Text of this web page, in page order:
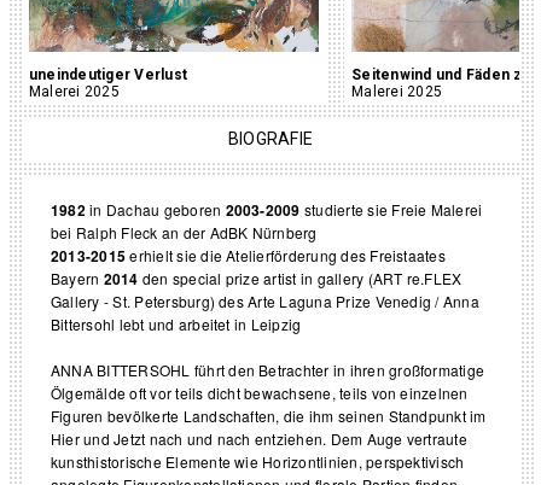
uneindeutiger Verlust
Malerei 2025
Seitenwind und Fäden
Malerei 2025
BIOGRAFIE
1982in Dachau geboren 2003-2009 studierte sie Freie Malerei
bei Ralph Fleck an der AdBK Nürnberg
2013-2015erhielt sie die Atelierförderung des Freistaates
Bayern 2014 den special prize artist in gallery (ART re.FLEX
Gallery - St. Petersburg) des Arte Laguna Prize Venedig /Anna
Bittersohl lebt und arbeitet in Leipzig
ANNA BITTERSOHL führt den Betrachter in ihren großformatige
Ölgemälde oft vor teils dicht bewachsene, teils von einzelnen
Figuren bevölkerte Landschaften, die ihm seinen Standpunkt im
Hier und Jetzt nach und nach entziehen. Dem Auge vertraute
kunsthistorische Elemente wie Horizontlinien, perspektivisch